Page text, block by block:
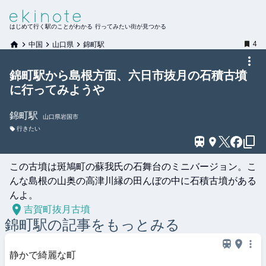
はじめて行く駅のことがわかる 行ってみたい街が見つかる
中国 山口県 錦町駅 4
錦町駅から島根方面、六日市抜月の石積古墳
に行ってみようや
錦町駅
山口県岩国市
行きたい
この古墳は斑鳩町の蘇我氏の石舞台のミニバージョン。こ
んな島根の山奥の高津川縁の田んぼの中に石積古墳がある
んよ。
吉賀町抜月古墳
錦町駅の記事をもっとみる
静かで綺麗な町